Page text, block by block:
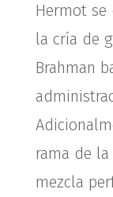
Hermot
la cría de
Brahman
rama de
mezcla